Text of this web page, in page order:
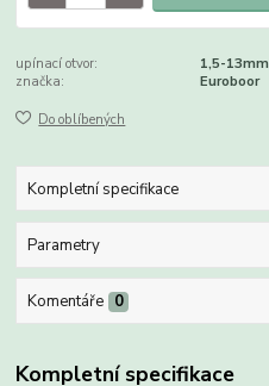
upínací otvor:
1,5-13mm
značka:
Euroboor
Do oblíbených
Kompletní specifikace
Parametry
Komentáře 0
Kompletní specifikace